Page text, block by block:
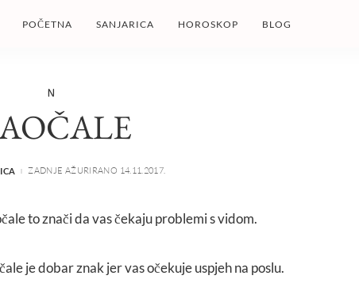
POČETNA SANJARICA HOROSKOP BLOG
N
ZADNJE AŽURIRANO 14.11.2017.
to znači da vas čekaju problemi s vidom.
je dobar znak jer vas očekuje uspjeh na poslu.